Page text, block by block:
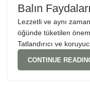
Balın
Lezzetli ve aynı
öğünde tüketilen
Tatlandırıcı ve
CONTINUE